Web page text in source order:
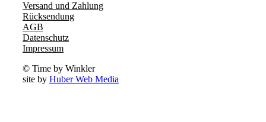
Versand und Zahlung
Rücksendung
AGB
Datenschutz
Impressum
© Time by Winkler
site by Huber Web Media